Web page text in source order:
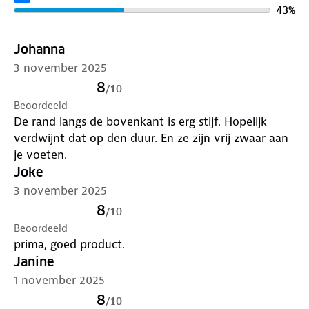
43%
Johanna
3 november 2025
8/10
Beoordeeld
De rand langs de bovenkant is erg stijf. Hopelijk
verdwijnt dat op den duur. En ze zijn vrij zwaar aan
je voeten.
Joke
3 november 2025
8/10
Beoordeeld
prima, goed product.
Janine
1 november 2025
8/10